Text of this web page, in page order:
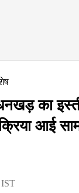
धनखड़ का
आई
IST